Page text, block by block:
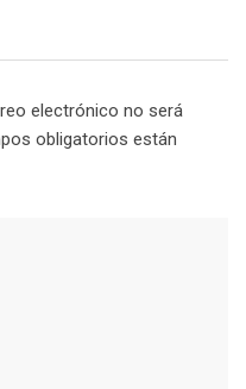
electrónico no será
obligatorios están